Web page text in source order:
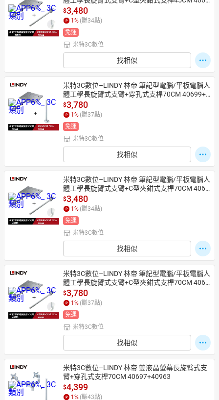
9+40692
$3,480
1 % (賺34點)
免運
米特3C數位
找相似
米特3C數位–LINDY 林帝 筆記型電腦/平板電腦人
體工學長旋臂式支臂+穿孔式支桿70CM 40699+4
0963
$3,780
1 % (賺37點)
免運
米特3C數位
找相似
米特3C數位–LINDY 林帝 筆記型電腦/平板電腦人
體工學長旋臂式支臂+C型夾鉗式支桿70CM 4069
9+40693
$3,480
1 % (賺34點)
免運
米特3C數位
找相似
米特3C數位–LINDY 林帝 筆記型電腦/平板電腦人
體工學長旋臂式支臂+C型夾鉗式支桿70CM 4069
9+40693
$3,780
1 % (賺37點)
免運
米特3C數位
找相似
米特3C數位–LINDY 林帝 雙液晶螢幕長旋臂式支
臂+穿孔式支桿70CM 40697+40963
$4,399
1 % (賺43點)